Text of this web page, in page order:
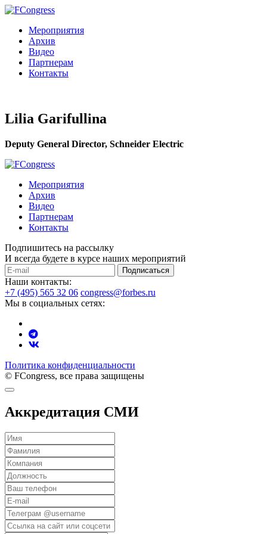
Мероприятия
Архив
Видео
Партнерам
Контакты
Lilia Garifullina
Deputy General Director, Schneider Electric
Мероприятия
Архив
Видео
Партнерам
Контакты
Подпишитесь на рассылку
И всегда будете в курсе наших мероприятий
Подписаться
Наши контакты:
+7 (495) 565 32 06 congress@forbes.ru
Мы в социальных сетях:
Политика конфиденциальности
© FCongress, все права защищены
Аккредитация СМИ